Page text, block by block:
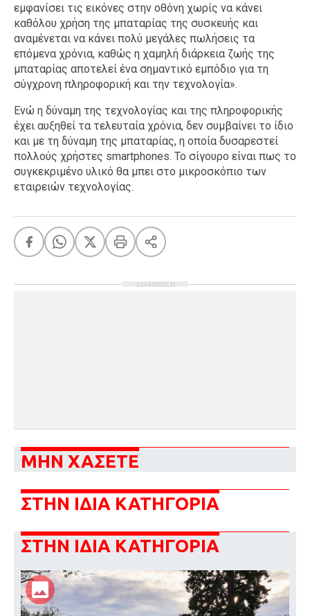
εμφανίσει τις εικόνες στην οθόνη χωρίς να κάνει
καθόλου χρήση της μπαταρίας της συσκευής και
αναμένεται να κάνει πολύ μεγάλες πωλήσεις τα
επόμενα χρόνια, καθώς η χαμηλή διάρκεια ζωής της
μπαταρίας αποτελεί ένα σημαντικό εμπόδιο για τη
σύγχρονη πληροφορική και την τεχνολογία».
Ενώ η δύναμη της τεχνολογίας και της πληροφορικής
έχει αυξηθεί τα τελευταία χρόνια, δεν συμβαίνει το ίδιο
και με τη δύναμη της μπαταρίας, η οποία δυσαρεστεί
πολλούς χρήστες smartphones. Το σίγουρο είναι πως το
συγκεκριμένο υλικό θα μπει στο μικροσκόπιο των
εταιρειών τεχνολογίας.
ΔΙΑΦΗΜΙΣΗ
ΜΗΝ ΧΑΣΕΤΕ
ΣΤΗΝ ΙΔΙΑ ΚΑΤΗΓΟΡΙΑ
ΣΤΗΝ ΙΔΙΑ ΚΑΤΗΓΟΡΙΑ